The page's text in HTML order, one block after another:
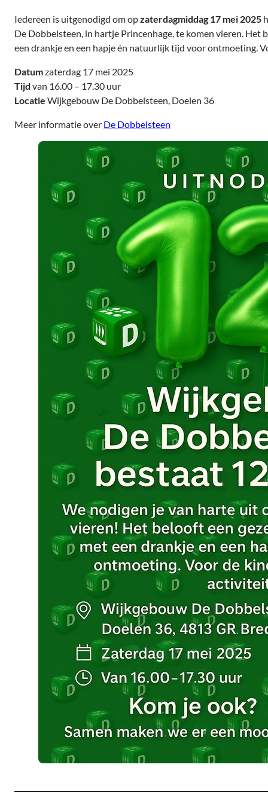
Iedereen is uitgenodigd om opzaterdagmiddag 17 mei 2025
De Dobbelsteen, in hartje Princenhage, te komen vieren. Het
een drankje en een hapje én natuurlijk tijd voor ontmoeting.
Datumzaterdag 17 mei 2025
Tijd van 16.00 – 17.30 uur
Locatie Wijkgebouw De Dobbelsteen, Doelen 36
Meer informatie over De Dobbelsteen